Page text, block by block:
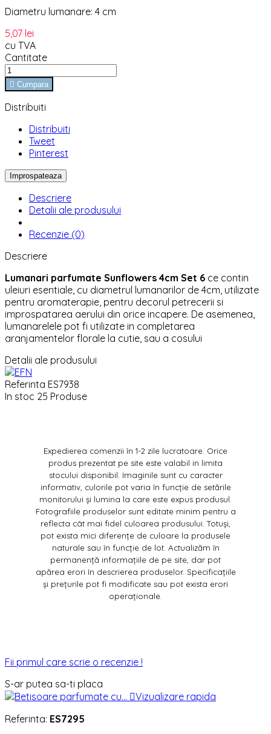
Diametru lumanare: 4 cm
5,07 lei
cu TVA
Cantitate
 Cumpara
Distribuiti
Distribuiti
Tweet
Pinterest
Descriere
Detalii ale produsului
Recenzie (0)
Descriere
Lumanari parfumate Sunflowers 4cm Set 6 ce contin
uleiuri esentiale, cu diametrul lumanarilor de 4cm, utilizate
pentru aromaterapie, pentru decorul petrecerii si
improspatarea aerului din orice incapere. De asemenea,
lumanarelele pot fi utilizate in completarea
aranjamentelor florale la cutie, sau a cosului
Detalii ale produsului
Referinta ES7938
In stoc 25 Produse
Expedierea comenzii în 1-2 zile lucratoare. Orice
produs prezentat pe site este valabil in limita
stocului disponibil. Imaginile sunt cu caracter
informativ, culorile pot varia în funcție de setările
monitorului și lumina la care este expus produsul.
Fotografiile produselor sunt editate minim pentru a
reflecta cât mai fidel culoarea produsului. Totuși,
pot exista mici diferențe de culoare la produsele
naturale sau în funcție de lot. Actualizăm în
permanență informațiile de pe site, dar pot
apărea erori în descrierea produselor. Specificațiile
și prețurile pot fi modificate sau pot exista erori
operaționale.
Fii primul care scrie o recenzie !
S-ar putea sa-ti placa
Vizualizare rapida
Referinta: ES7295